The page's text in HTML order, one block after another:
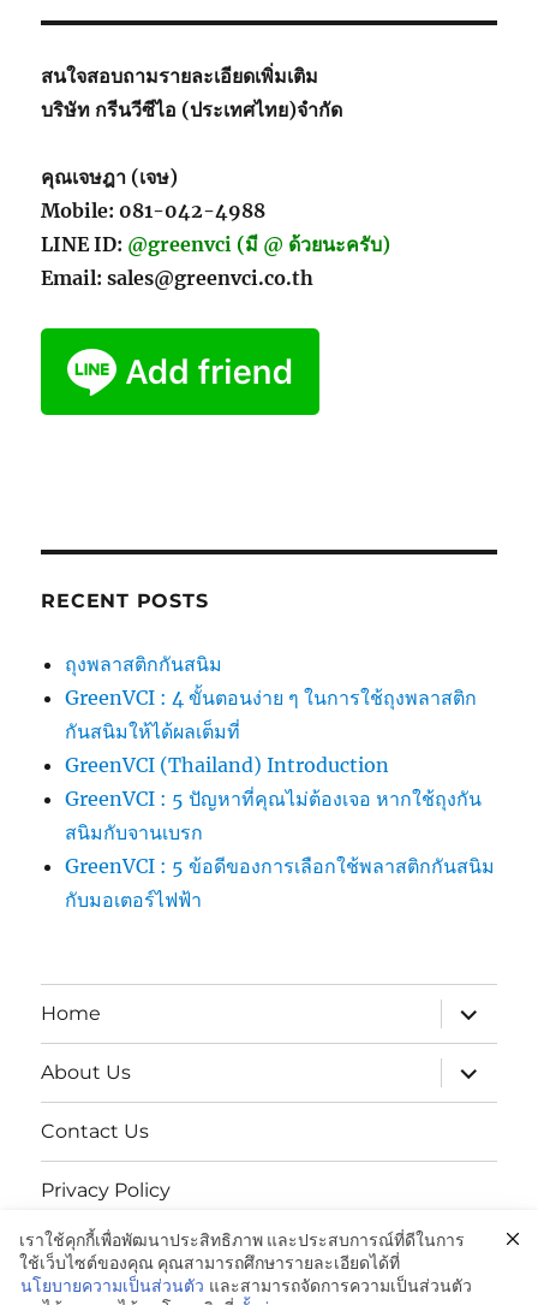
สนใจสอบถามรายละเอียดเพิ่มเติม
บริษัท กรีนวีซีไอ (ประเทศไทย)จำกัด
คุณเจษฎา (เจษ)
Mobile: 081-042-4988
LINE ID: @greenvci (มี @ ด้วยนะครับ)
Email: sales@greenvci.co.th
RECENT POSTS
ถุงพลาสติกกันสนิม
GreenVCI : 4 ขั้นตอนง่าย ๆ ในการใช้ถุงพลาสติก
กันสนิมให้ได้ผลเต็มที่
GreenVCI (Thailand) Introduction
GreenVCI : 5 ปัญหาที่คุณไม่ต้องเจอ หากใช้ถุงกัน
สนิมกับจานเบรก
GreenVCI : 5 ข้อดีของการเลือกใช้พลาสติกกันสนิม
กับมอเตอร์ไฟฟ้า
Home
expand
child
menu
About Us
expand
child
menu
Contact Us
Privacy Policy
นโยบายความเป็นส่วนตัว
เราใช้คุกกี้เพื่อพัฒนาประสิทธิภาพ และประสบการณ์ที่ดีในการ
ใช้เว็บไซต์ของคุณ คุณสามารถศึกษารายละเอียดได้ที่
นโยบายความเป็นส่วนตัว และสามารถจัดการความเป็นส่วนตัว